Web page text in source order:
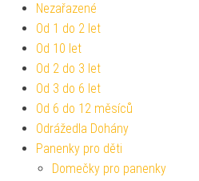
Nezařazené
Od 1 do 2 let
Od 10 let
Od 2 do 3 let
Od 3 do 6 let
Od 6 do 12 měsíců
Odrážedla Dohány
Panenky pro děti
Domečky pro panenky